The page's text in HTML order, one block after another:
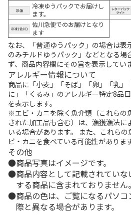
冷凍ゆうパックでお届けし
ます。
佐川急便でのお届けとなり
ます
なお、「普通ゆうパック」の場合は表
のみチルドゆうパック」などとなる場
ず、商品内容欄にその旨を表示していま
アレルギー情報について
商品に「小麦」「そば」「卵」「乳」
に」「くるみ」のアレルギー特定8品
を表示します。
※エビ・カニを除く魚介類（これらの
された加工品も含む）は、漁獲漁法に
いる場合があります。 また、これら
ビ・カニを食べている可能性があります
その他
商品写真はイメージです。
商品内容として記載されてい
する商品に含まれておりません。
商品の色は、ご覧になるパソ
際と異なる場合があります。